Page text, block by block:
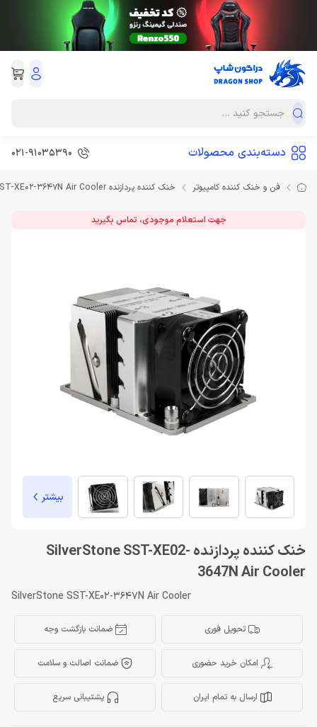
دسته‌بندی محصولات 021-91035390
فن و خنک کننده کامپیوتر خنک کننده پردازنده SilverStone SST-XE02-3647N Air Cooler
جهت استعلام موجودی، تماس بگیرید
بیشتر
خنک کننده پردازنده SilverStone SST-XE02-
3647N Air Cooler
SilverStone SST-XE02-3647N Air Cooler
تحویل فوری ضمانت بازگشت وجه
امکان خرید حضوری ضمانت اصالت و سلامت
ارسال به تمام ایران پشتیبانی سریع